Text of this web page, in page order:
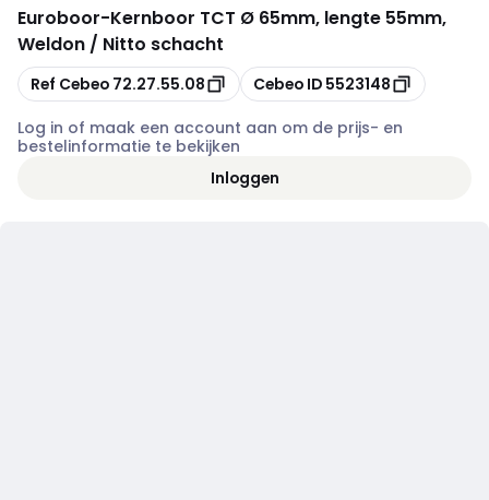
Euroboor-Kernboor TCT Ø 65mm, lengte 55mm,
Weldon / Nitto schacht
Kopiëren
Ref Cebeo 72.27.55.08 Kopiëren
Cebeo ID 5523148
Log in of maak een account aan om de prijs- en
bestelinformatie te bekijken
Inloggen